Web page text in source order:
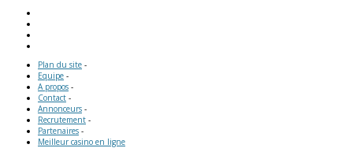
Plan du site -
Equipe -
A propos -
Contact -
Annonceurs -
Recrutement -
Partenaires -
Meilleur casino en ligne